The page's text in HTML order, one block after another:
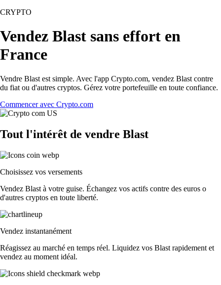
CRYPTO
Vendez Blast sans effort en
France
Vendre Blast est simple. Avec l'app Crypto.com, vendez Blast contre
du fiat ou d'autres cryptos. Gérez votre portefeuille en toute confiance.
Commencer avec Crypto.com
Tout l'intérêt de vendre Blast
Choisissez vos versements
Vendez Blast à votre guise. Échangez vos actifs contre des euros o
d'autres cryptos en toute liberté.
Vendez instantanément
Réagissez au marché en temps réel. Liquidez vos Blast rapidement et
vendez au moment idéal.